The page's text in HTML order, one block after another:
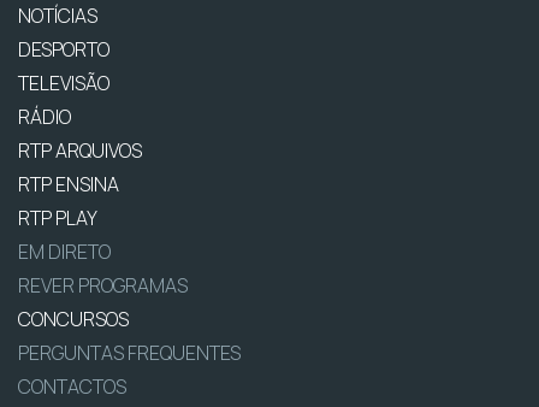
NOTÍCIAS
DESPORTO
TELEVISÃO
RÁDIO
RTP ARQUIVOS
RTP ENSINA
RTP PLAY
EM DIRETO
REVER PROGRAMAS
CONCURSOS
PERGUNTAS FREQUENTES
CONTACTOS